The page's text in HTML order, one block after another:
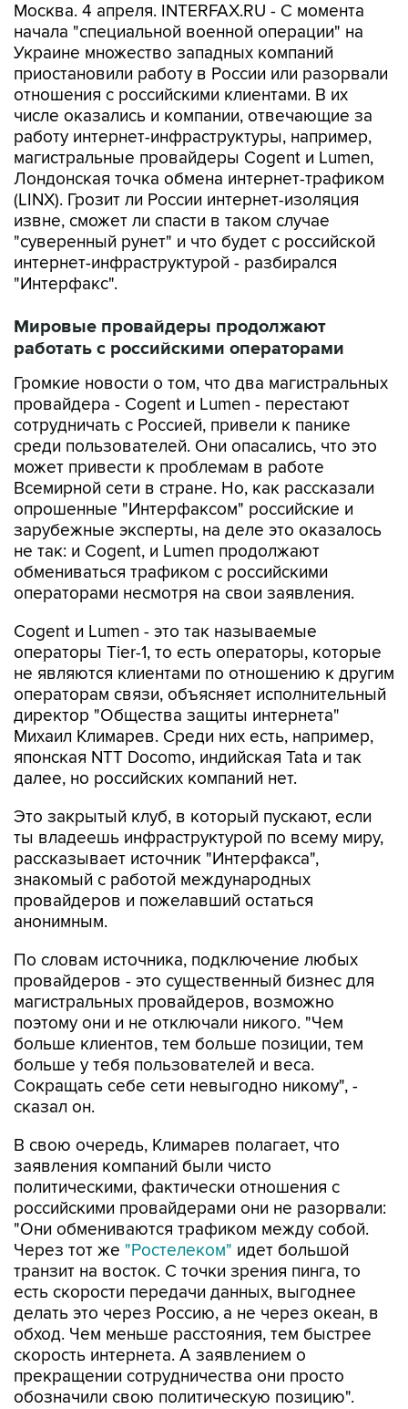
Москва. 4 апреля. INTERFAX.RU - С момента
начала "специальной военной операции" на
Украине множество западных компаний
приостановили работу в России или разорвали
отношения с российскими клиентами. В их
числе оказались и компании, отвечающие за
работу интернет-инфраструктуры, например,
магистральные провайдеры Cogent и Lumen,
Лондонская точка обмена интернет-трафиком
(LINX). Грозит ли России интернет-изоляция
извне, сможет ли спасти в таком случае
"суверенный рунет" и что будет с российской
интернет-инфраструктурой - разбирался
"Интерфакс".
Мировые провайдеры продолжают
работать с российскими операторами
Громкие новости о том, что два магистральных
провайдера - Cogent и Lumen - перестают
сотрудничать с Россией, привели к панике
среди пользователей. Они опасались, что это
может привести к проблемам в работе
Всемирной сети в стране. Но, как рассказали
опрошенные "Интерфаксом" российские и
зарубежные эксперты, на деле это оказалось
не так: и Сogent, и Lumen продолжают
обмениваться трафиком с российскими
операторами несмотря на свои заявления.
Cogent и Lumen - это так называемые
операторы Tier-1, то есть операторы, которые
не являются клиентами по отношению к другим
операторам связи, объясняет исполнительный
директор "Общества защиты интернета"
Михаил Климарев. Среди них есть, например,
японская NTT Docomo, индийская Tata и так
далее, но российских компаний нет.
Это закрытый клуб, в который пускают, если
ты владеешь инфраструктурой по всему миру,
рассказывает источник "Интерфакса",
знакомый с работой международных
провайдеров и пожелавший остаться
анонимным.
По словам источника, подключение любых
провайдеров - это существенный бизнес для
магистральных провайдеров, возможно
поэтому они и не отключали никого. "Чем
больше клиентов, тем больше позиции, тем
больше у тебя пользователей и веса.
Сокращать себе сети невыгодно никому", -
сказал он.
В свою очередь, Климарев полагает, что
заявления компаний были чисто
политическими, фактически отношения с
российскими провайдерами они не разорвали:
"Они обмениваются трафиком между собой.
Через тот же "Ростелеком" идет большой
транзит на восток. С точки зрения пинга, то
есть скорости передачи данных, выгоднее
делать это через Россию, а не через океан, в
обход. Чем меньше расстояния, тем быстрее
скорость интернета. А заявлением о
прекращении сотрудничества они просто
обозначили свою политическую позицию".